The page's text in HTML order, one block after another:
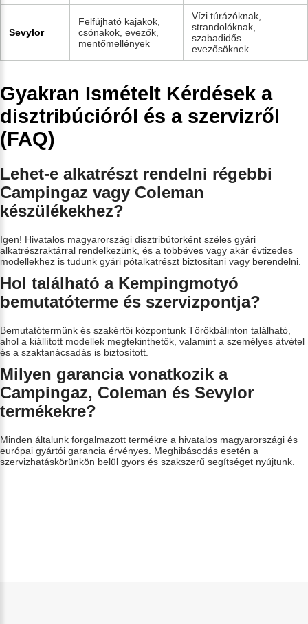
Sevylor
Felfújható kajakok,
csónakok, evezők,
mentőmellények
Vízi túrázóknak,
strandolóknak,
szabadidős
evezősöknek
Gyakran Ismételt Kérdések a
disztribúcióról és a szervizről
(FAQ)
Lehet-e alkatrészt rendelni régebbi
Campingaz vagy Coleman
készülékekhez?
Igen! Hivatalos magyarországi disztribútorként széles gyári
alkatrészraktárral rendelkezünk, és a többéves vagy akár évtizedes
modellekhez is tudunk gyári pótalkatrészt biztosítani vagy berendelni.
Hol található a Kempingmotyó
bemutatóterme és szervizpontja?
Bemutatótermünk és szakértői központunk Törökbálinton található,
ahol a kiállított modellek megtekinthetők, valamint a személyes átvétel
és a szaktanácsadás is biztosított.
Milyen garancia vonatkozik a
Campingaz, Coleman és Sevylor
termékekre?
Minden általunk forgalmazott termékre a hivatalos magyarországi és
európai gyártói garancia érvényes. Meghibásodás esetén a
szervizhatáskörünkön belül gyors és szakszerű segítséget nyújtunk.